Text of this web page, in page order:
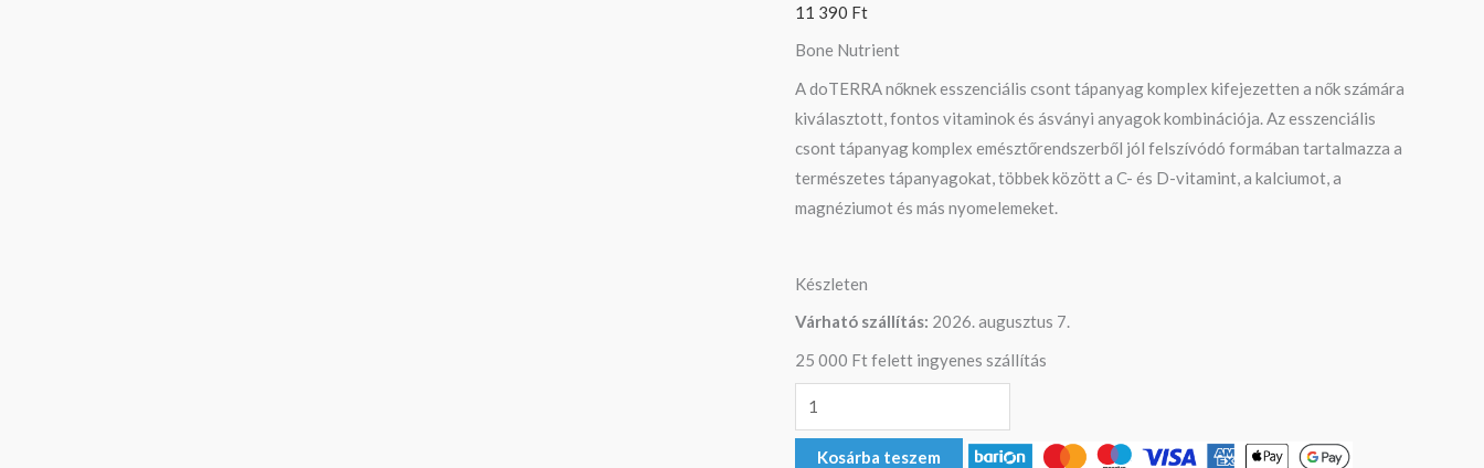
11 390 Ft
Bone Nutrient
A doTERRA nőknek esszenciális csont tápanyag komplex kifejezetten a nők számára
kiválasztott, fontos vitaminok és ásványi anyagok kombinációja. Az esszenciális
csont tápanyag komplex emésztőrendszerből jól felszívódó formában tartalmazza a
természetes tápanyagokat, többek között a C- és D-vitamint, a kalciumot, a
magnéziumot és más nyomelemeket.
Készleten
Várható szállítás: 2026. augusztus 7.
25 000 Ft felett ingyenes szállítás
Kosárba teszem